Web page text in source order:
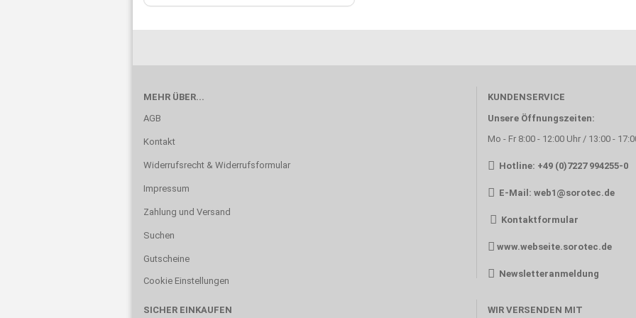
MEHR ÜBER...
AGB
Kontakt
Widerrufsrecht & Widerrufsformular
Impressum
Zahlung und Versand
Suchen
Gutscheine
Cookie Einstellungen
KUNDENSERVICE
Unsere Öffnungszeiten:
Mo - Fr 8:00 - 12:00 Uhr / 13:00 -
Hotline: +49 (0)7227 994255-0
E-Mail: web1@sorotec.de
Kontaktformular
www.webseite.sorotec.de
Newsletteranmeldung
SICHER EINKAUFEN WIR VERSENDEN MIT